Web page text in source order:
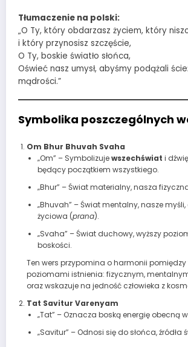
Tłumaczenie na polski:
„O Ty, który obdarzasz życiem, który
i który przynosisz szczęście,
O Ty, boskie światło słońca,
Oświeć nasz umysł, abyśmy podążali
mądrości.”
Symbolika poszczególnych
Om Bhur Bhuvah Svaha
„Om” – Symbolizujewszechświat i
będący początkiem wszystkiego.
„Bhur” – Świat materialny, nasza
„Bhuvah” – Świat mentalny, nasze myśli,
życiowa (prana).
„Svaha” – Świat duchowy, wyższy
boskości.
Ten wers przypomina o harmonii pomiędzy
poziomami istnienia: fizycznym,
oraz wskazuje na jedność człowieka z
Tat Savitur Varenyam
„Tat” – Oznacza boską energię obecną
„Savitur” – Odnosi się do słońca, źródła